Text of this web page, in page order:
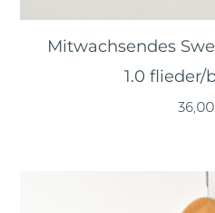
Mitwachsendes
1.0 flieder/
36,00